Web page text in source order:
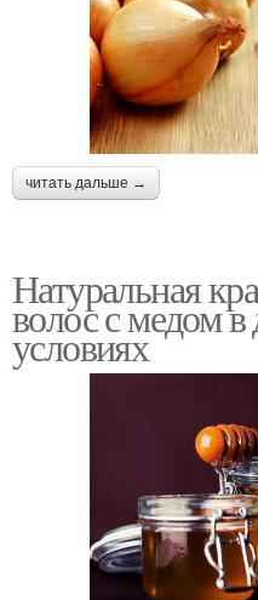
читать дальше →
Натуральная
волос с медом
условиях